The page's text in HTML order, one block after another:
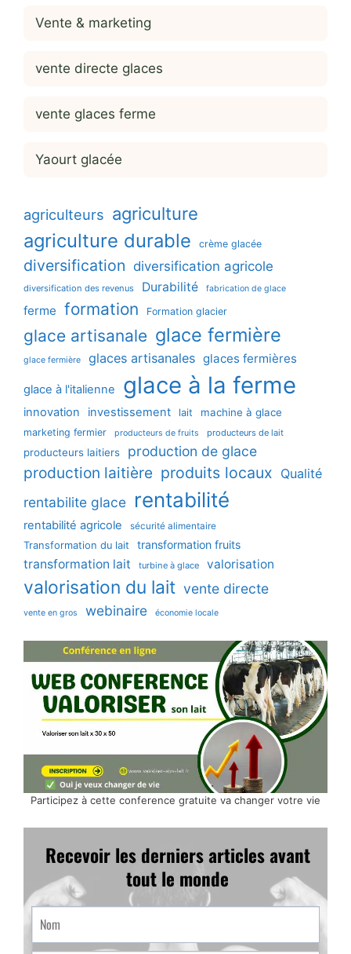
Vente & marketing
vente directe glaces
vente glaces ferme
Yaourt glacée
agriculteurs agriculture
agriculture durable crème glacée
diversification diversification agricole
diversification des revenus Durabilité fabrication de glace
ferme formation Formation glacier
glace artisanale glace fermière
glace fermière glaces artisanales glaces fermières
glace à l'italienne glace à la ferme
innovation investissement lait machine à glace
marketing fermier producteurs de fruits producteurs de lait
producteurs laitiers production de glace
production laitière produits locaux Qualité
rentabilite glace rentabilité
rentabilité agricole sécurité alimentaire
Transformation du lait transformation fruits
transformation lait turbine à glace valorisation
valorisation du lait vente directe
vente en gros webinaire économie locale
Participez à cette conference gratuite va changer votre vie